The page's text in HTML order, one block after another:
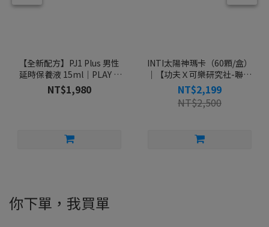
【全新配方】PJ1 Plus 男性
延時保養液 15ml｜PLAY &
JOY
NT$1,980
INTI太陽神瑪卡（60顆/盒）
｜【功夫Ｘ可樂研究社-聯名
合作】
NT$2,199
NT$2,500
你下單，我買單